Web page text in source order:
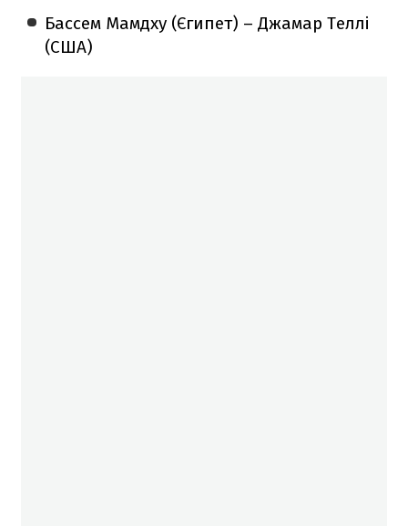
Бассем Мамдху (Єгипет) – Джамар Теллі
(США)